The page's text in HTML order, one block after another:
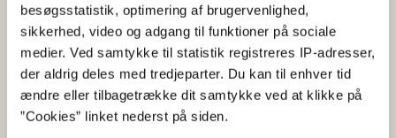
besøgsstatistik, optimering af brugervenlighed,
sikkerhed, video og adgang til funktioner på sociale
medier. Ved samtykke til statistik registreres IP-adresser,
der aldrig deles med tredjeparter. Du kan til enhver tid
ændre eller tilbagetrække dit samtykke ved at klikke på
”Cookies” linket nederst på siden.
ordningen
Fra skoleåret 2024-2025 bliver det ikke længere muligt at
skilte om deltagelse i ordningen via en plakat ved
skolens hovedindgang. Skiltning skal derimod forgå via